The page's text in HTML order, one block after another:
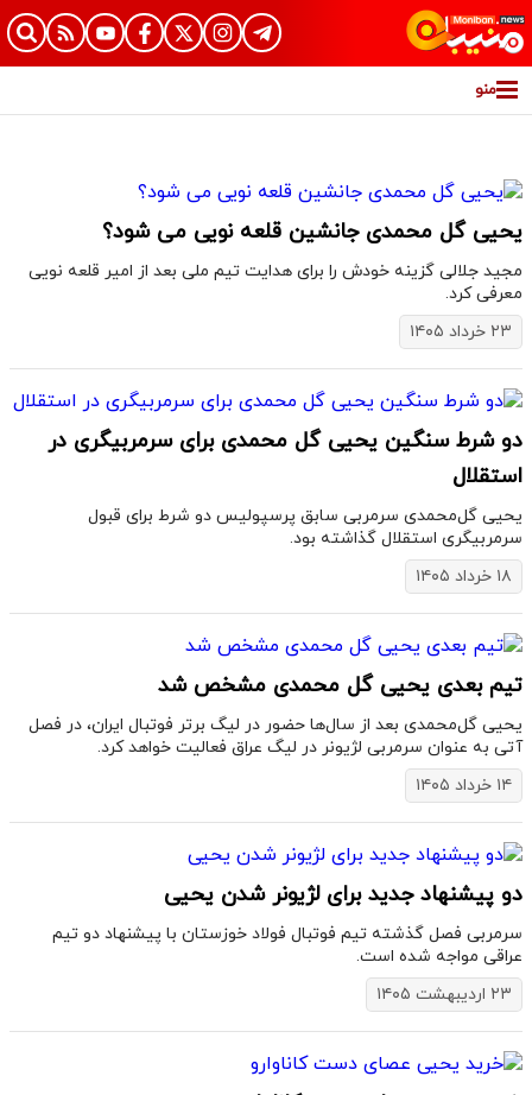
منو
یحیی گل محمدی جانشین قلعه نویی می شود؟
مجید جلالی گزینه خودش را برای هدایت تیم ملی بعد از امیر قلعه نویی
معرفی کرد.
۲۳ خرداد ۱۴۰۵
دو شرط سنگین یحیی گل محمدی برای سرمربیگری در
استقلال
یحیی گل‌محمدی سرمربی سابق پرسپولیس دو شرط برای قبول
سرمربیگری استقلال گذاشته بود.
۱۸ خرداد ۱۴۰۵
تیم بعدی یحیی گل محمدی مشخص شد
یحیی گل‌محمدی بعد از سال‌ها حضور در لیگ برتر فوتبال ایران، در فصل
آتی به عنوان سرمربی لژیونر در لیگ عراق فعالیت خواهد کرد.
۱۴ خرداد ۱۴۰۵
دو پیشنهاد جدید برای لژیونر شدن یحیی
سرمربی فصل گذشته تیم فوتبال فولاد خوزستان با پیشنهاد دو تیم
عراقی مواجه شده است.
۲۳ اردیبهشت ۱۴۰۵